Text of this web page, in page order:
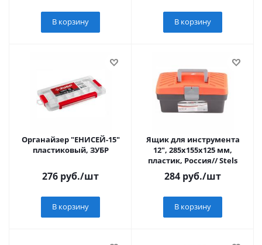
В корзину В корзину
Органайзер "ЕНИСЕЙ-15"
пластиковый, ЗУБР
276 руб./шт
В корзину
Ящик для инструмента
12", 285х155х125 мм,
пластик, Россия// Stels
284 руб./шт
В корзину